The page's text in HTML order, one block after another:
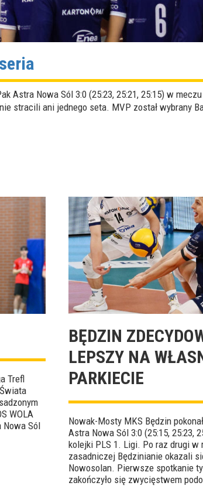
Astra Nowa Sól 3:0 (25:23, 25:21, 25:15) w
stracili ani jednego seta. MVP został wybrany
Trefl
WOLA
Nowa Sól
BĘDZIN
LEPSZY NA
PARKIECIE
Nowak-Mosty MKS Będzin
Astra Nowa Sól 3:0 (25:15, 25:23,
kolejki PLS 1. Ligi. Po raz drugi w
zasadniczej Będzinianie okazali
Nowosolan. Pierwsze spotkanie
zakończyło się zwycięstwem